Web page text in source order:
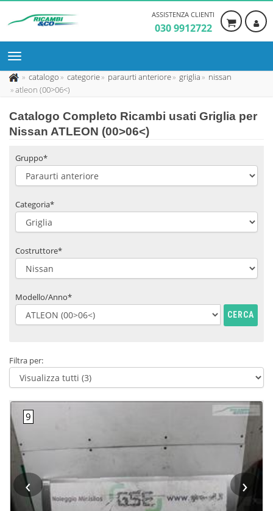
ASSISTENZA CLIENTI
030 9912722
catalogo categorie paraurti anteriore griglia
nissan
atleon (00>06<)
Catalogo Completo Ricambi usati Griglia per
Nissan ATLEON (00>06<)
Gruppo*
Categoria*
Costruttore*
Modello/Anno*
CERCA
Filtra per:
‹ ›